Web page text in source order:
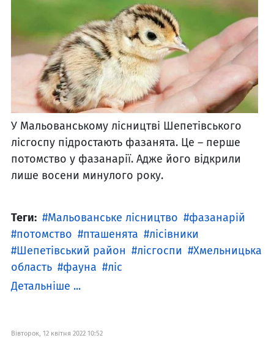
У Мальованському лісництві Шепетівського
лісгоспу підростають фазанята. Це – перше
потомство у фазанарії. Адже його відкрили
лише восени минулого року.
Теги: Мальованське лісництво
фазанарій
потомство
пташенята
лісівники
Шепетівський район
лісгоспи
Хмельницька
область
фауна
ліс
Детальніше ...
Вівторок, 12 квітня 2022 10:52